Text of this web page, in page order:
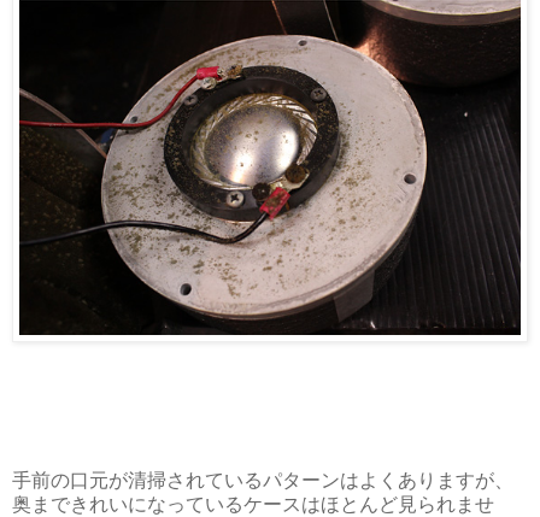
手前の口元が清掃されているパターンはよくありますが、
奥まできれいになっているケースはほとんど見られませ